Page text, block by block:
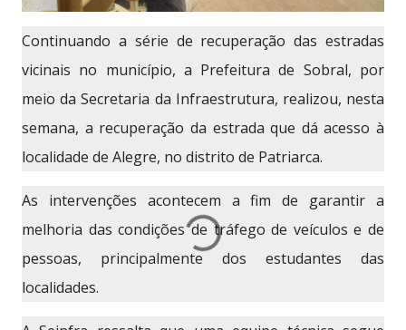
Continuando a série de recuperação das estradas
vicinais no município, a Prefeitura de Sobral, por
meio da Secretaria da Infraestrutura, realizou, nesta
semana, a recuperação da estrada que dá acesso à
localidade de Alegre, no distrito de Patriarca.
As intervenções acontecem a fim de garantir a
melhoria das condições de tráfego de veículos e de
pessoas, principalmente dos estudantes das
localidades.